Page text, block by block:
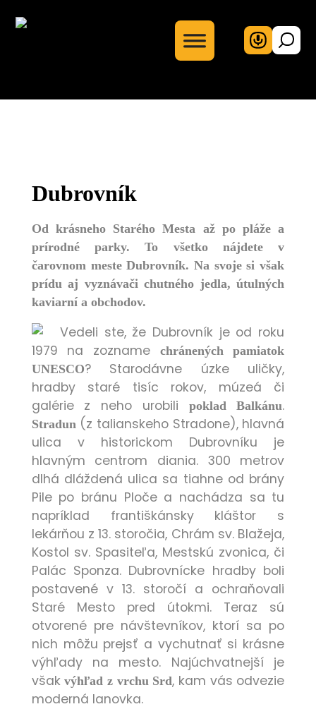
Dubrovník
Od krásneho Starého Mesta až po pláže a
prírodné parky. To všetko nájdete v
čarovnom meste Dubrovník. Na svoje si však
prídu aj vyznávači chutného jedla, útulných
kaviarní a obchodov.
Vedeli ste, že Dubrovník je od roku
1979 na zozname
chránených pamiatok
UNESCO? Starodávne úzke uličky,
hradby staré tisíc rokov, múzeá či
galérie z neho urobili
poklad Balkánu.
Stradun(z talianskeho Stradone), hlavná
ulica v historickom Dubrovníku je
hlavným centrom diania. 300 metrov
dlhá dláždená ulica sa tiahne od brány
Pile po bránu Ploče a nachádza sa tu
napríklad františkánsky kláštor s
lekárňou z 13. storočia, Chrám sv. Blažeja,
Kostol sv. Spasiteľa, Mestskú zvonica, či
Palác Sponza. Dubrovnícke hradby boli
postavené v 13. storočí a ochraňovali
Staré Mesto pred útokmi. Teraz sú
otvorené pre návštevníkov, ktorí sa po
nich môžu prejsť a vychutnať si krásne
výhľady na mesto. Najúchvatnejší je
všakvýhľad z vrchu Srd, kam vás odvezie
moderná lanovka.